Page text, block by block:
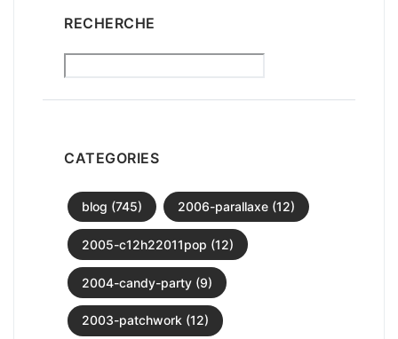
RECHERCHE
CATEGORIES
blog (745) 2006-parallaxe (12)
2005-c12h22011pop (12)
2004-candy-party (9)
2003-patchwork (12)